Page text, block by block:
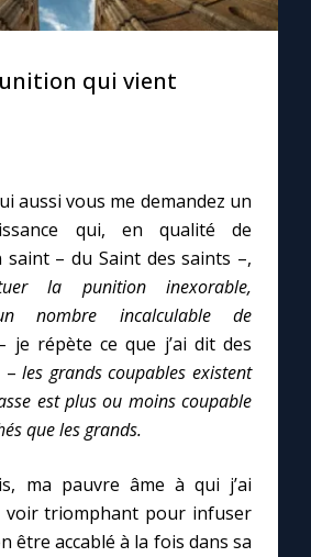
qui vient
aussi vous me demandez un
qui, en qualité de
saint – du Saint des saints –,
la punition inexorable,
nombre incalculable de
je répète ce que j’ai dit des
– les grands coupables existent
est plus ou moins coupable
que les grands.
ma pauvre âme à qui j’ai
voir triomphant pour infuser
être accablé à la fois dans sa